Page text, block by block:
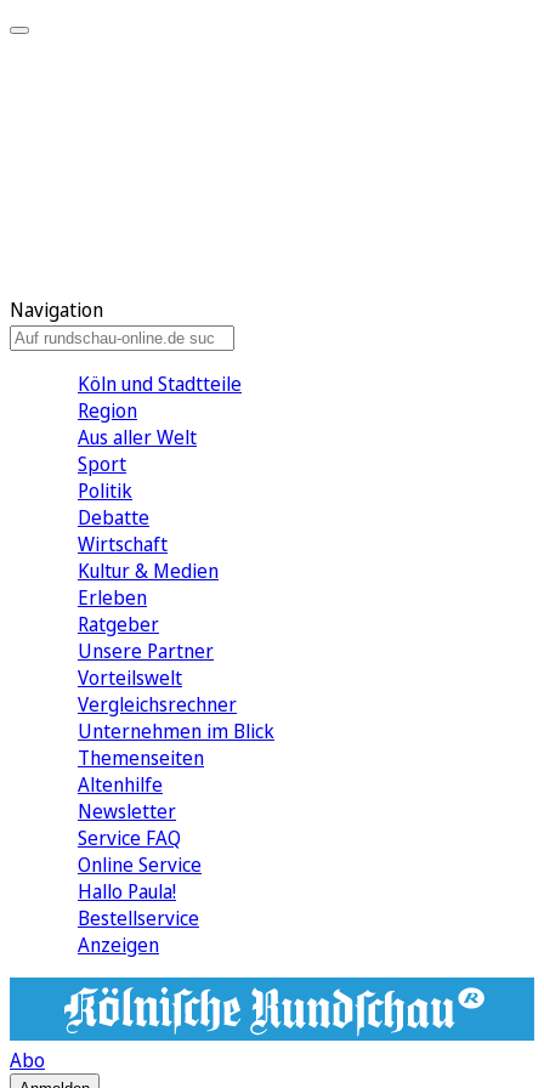
Navigation
Köln und Stadtteile
Region
Aus aller Welt
Sport
Politik
Debatte
Wirtschaft
Kultur & Medien
Erleben
Ratgeber
Unsere Partner
Vorteilswelt
Vergleichsrechner
Unternehmen im Blick
Themenseiten
Altenhilfe
Newsletter
Service FAQ
Online Service
Hallo Paula!
Bestellservice
Anzeigen
Abo